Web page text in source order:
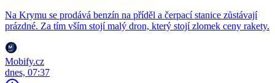
Na Krymu se prodává benzín na příděl a čerpací stanice zůstávají
prázdné. Za tím vším stojí malý dron, který stojí zlomek ceny rakety.
Mobify.cz
dnes, 07:37